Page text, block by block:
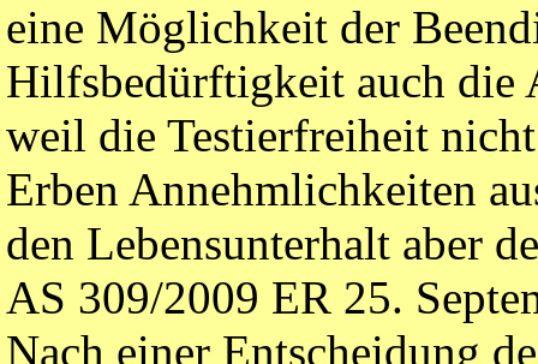
eine Möglichkeit der
Hilfsbedürftigkeit auch die
weil die Testierfreiheit
Erben Annehmlichkeiten
den Lebensunterhalt aber
AS 309/2009 ER 25.
Nach einer Entscheidung